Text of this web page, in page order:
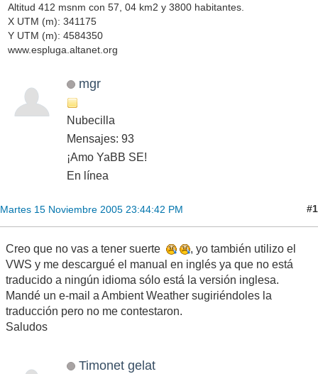
Altitud 412 msnm con 57, 04 km2 y 3800 habitantes.
X UTM (m): 341175
Y UTM (m): 4584350
www.espluga.altanet.org
mgr
Nubecilla
Mensajes: 93
¡Amo YaBB SE!
En línea
Martes 15 Noviembre 2005 23:44:42 PM #1
Creo que no vas a tener suerte
, yo también utilizo el
VWS y me descargué el manual en inglés ya que no está
traducido a ningún idioma sólo está la versión inglesa.
Mandé un e-mail a Ambient Weather sugiriéndoles la
traducción pero no me contestaron.
Saludos
Timonet gelat